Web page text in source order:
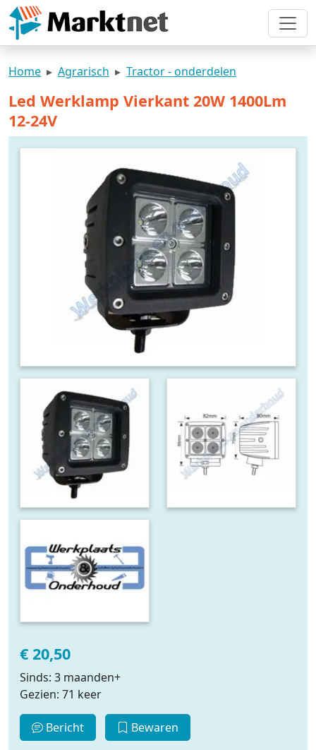
Home Agrarisch Tractor - onderdelen
Led Werklamp Vierkant 20W 1400Lm
12-24V
€ 20,50
Sinds: 3 maanden+
Gezien: 71 keer
Bericht Bewaren